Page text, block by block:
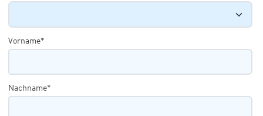
Vorname*
Nachname*